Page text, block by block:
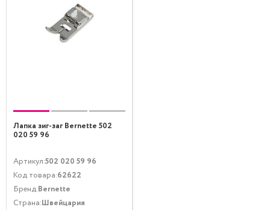
Лапка зиг-заг Bernette 502
020 59 96
Артикул:502 020 59 96
Код товара:62622
Бренд:Bernette
Страна:Швейцария